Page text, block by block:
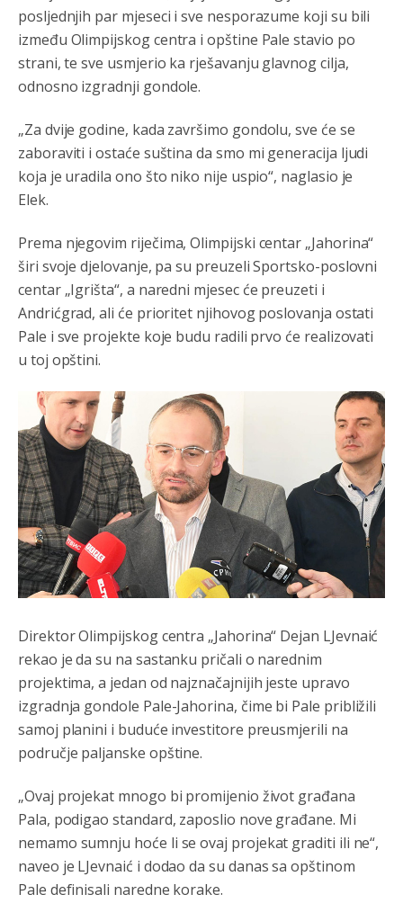
posljednjih par mjeseci i sve nesporazume koji su bili
između Olimpijskog centra i opštine Pale stavio po
strani, te sve usmjerio ka rješavanju glavnog cilja,
odnosno izgradnji gondole.
„Za dvije godine, kada završimo gondolu, sve će se
zaboraviti i ostaće suština da smo mi generacija ljudi
koja je uradila ono što niko nije uspio“, naglasio je
Elek.
Prema njegovim riječima, Olimpijski centar „Jahorina“
širi svoje djelovanje, pa su preuzeli Sportsko-poslovni
centar „Igrišta“, a naredni mjesec će preuzeti i
Andrićgrad, ali će prioritet njihovog poslovanja ostati
Pale i sve projekte koje budu radili prvo će realizovati
u toj opštini.
Direktor Olimpijskog centra „Jahorina“ Dejan LJevnaić
rekao je da su na sastanku pričali o narednim
projektima, a jedan od najznačajnijih jeste upravo
izgradnja gondole Pale-Jahorina, čime bi Pale približili
samoj planini i buduće investitore preusmjerili na
područje paljanske opštine.
„Ovaj projekat mnogo bi promijenio život građana
Pala, podigao standard, zaposlio nove građane. Mi
nemamo sumnju hoće li se ovaj projekat graditi ili ne“,
naveo je LJevnaić i dodao da su danas sa opštinom
Pale definisali naredne korake.